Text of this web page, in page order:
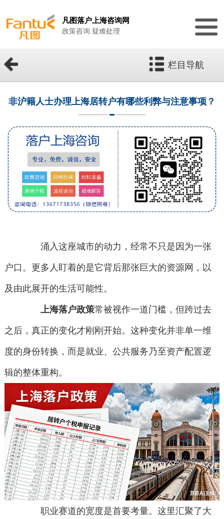
凡图落户上海咨询网
政策咨询 疑难处理
栏目导航
非沪籍人士办理上海居转户有哪些利弊与注意事项？
涌入这座城市的动力，经常不只是因为一张
户口。更多人盯着的是它背后那张巨大的资源网，以
及由此展开的生活可能性。
上海落户政策常被视作一道门槛，但跨过去
之后，真正的变化才刚刚开始。这种变化并非单一维
度的身份转换，而是就业、公共服务乃至资产配置逻
辑的整体重构。
职业赛道的宽度是首要考量。这里汇聚了大